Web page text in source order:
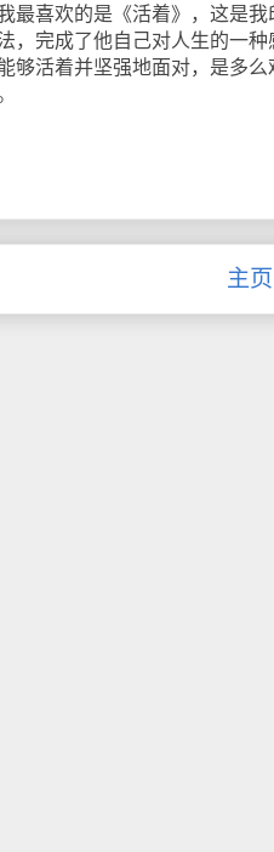
喜欢的是《活着》，这是我
，完成了他自己对人生的一
够活着并坚强地面对，是多
主页